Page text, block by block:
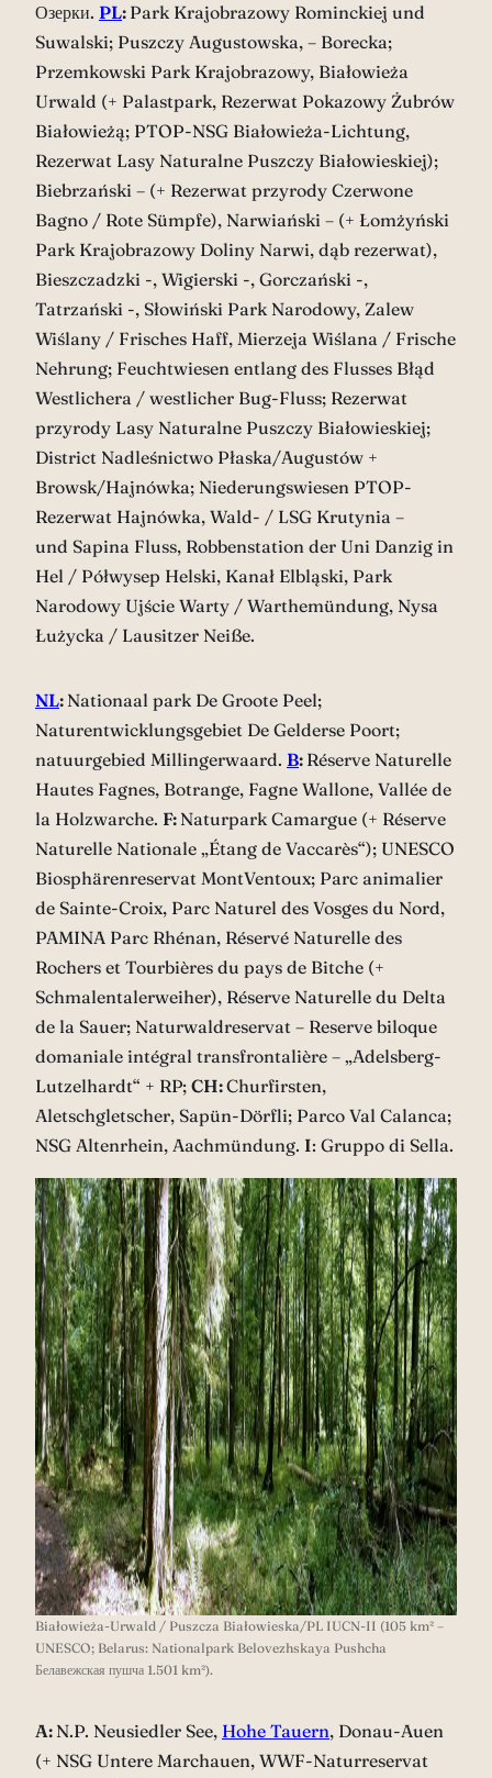
Озерки. PL: Park Krajobrazowy Rominckiej und
Suwalski; Puszczy Augustowska, – Borecka;
Przemkowski Park Krajobrazowy, Białowieża
Urwald (+ Palastpark, Rezerwat Pokazowy Żubrów
Białowieżą; PTOP-NSG Białowieża-Lichtung,
Rezerwat Lasy Naturalne Puszczy Białowieskiej);
Biebrzański – (+ Rezerwat przyrody Czerwone
Bagno / Rote Sümpfe), Narwiański – (+ Łomżyński
Park Krajobrazowy Doliny Narwi, dąb rezerwat),
Bieszczadzki -, Wigierski -, Gorczański -,
Tatrzański -, Słowiński Park Narodowy, Zalew
Wiślany / Frisches Haff, Mierzeja Wiślana / Frische
Nehrung; Feuchtwiesen entlang des Flusses Błąd
Westlichera / westlicher Bug-Fluss; Rezerwat
przyrody Lasy Naturalne Puszczy Białowieskiej;
District Nadleśnictwo Płaska/Augustów +
Browsk/Hajnówka; Niederungswiesen PTOP-
Rezerwat Hajnówka, Wald- / LSG Krutynia –
und Sapina Fluss, Robbenstation der Uni Danzig in
Hel / Półwysep Helski, Kanał Elbląski, Park
Narodowy Ujście Warty / Warthemündung, Nysa
Łużycka / Lausitzer Neiße.
NL: Nationaal park De Groote Peel;
Naturentwicklungsgebiet De Gelderse Poort;
natuurgebied Millingerwaard. B: Réserve Naturelle
Hautes Fagnes, Botrange, Fagne Wallone, Vallée de
la Holzwarche. F: Naturpark Camargue (+ Réserve
Naturelle Nationale „Étang de Vaccarès“); UNESCO
Biosphärenreservat MontVentoux; Parc animalier
de Sainte-Croix, Parc Naturel des Vosges du Nord,
PAMINA Parc Rhénan, Réservé Naturelle des
Rochers et Tourbières du pays de Bitche (+
Schmalentalerweiher), Réserve Naturelle du Delta
de la Sauer; Naturwaldreservat – Reserve biloque
domaniale intégral transfrontalière – „Adelsberg-
Lutzelhardt“ + RP; CH:Churfirsten,
Aletschgletscher, Sapün-Dörfli; Parco Val Calanca;
NSG Altenrhein, Aachmündung. I: Gruppo di Sella.
Białowieża-Urwald / Puszcza Białowieska/PL IUCN-II (105 km² –
UNESCO; Belarus: Nationalpark Belovezhskaya Pushcha
Белавежская пушча 1.501 km²).
A: N.P. Neusiedler See, Hohe Tauern, Donau-Auen
(+ NSG Untere Marchauen, WWF-Naturreservat